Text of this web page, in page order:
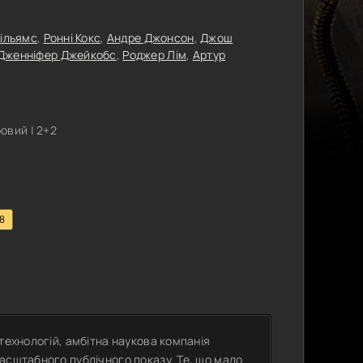
, Ронні Кокс, Андре Джонсон,Джош
Джейкобс, Роджер Лім, Артур
| 2+2
амбітна наукова компанія
публічного показу. Те, що мало